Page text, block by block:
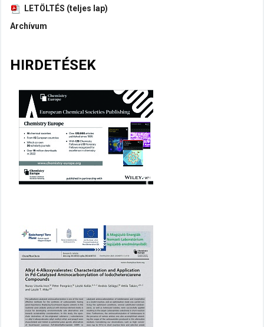
LETÖLTÉS (teljes lap)
Archívum
HIRDETÉSEK